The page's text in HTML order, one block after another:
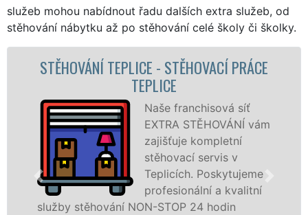
služeb mohou nabídnout řadu dalších extra služeb, od
stěhování nábytku až po stěhování celé školy či školky.
STĚHOVACÍ SLUŽBA TEPLICE -
STĚHOVACÍ FIRMA TEPLICE
Poskytujeme
stěhovací služby v
Teplicích na
špičkové úrovni se
speciální stěhovací
technikou. Tyto
služby zajišťujeme domácnostem i firmám v